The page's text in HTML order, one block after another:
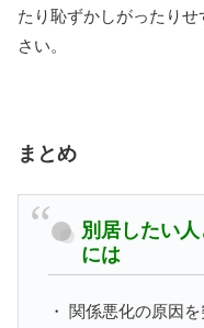
たり恥ずかしがったり
さい。
まとめ
別居したい
には
・ 関係悪化の原因